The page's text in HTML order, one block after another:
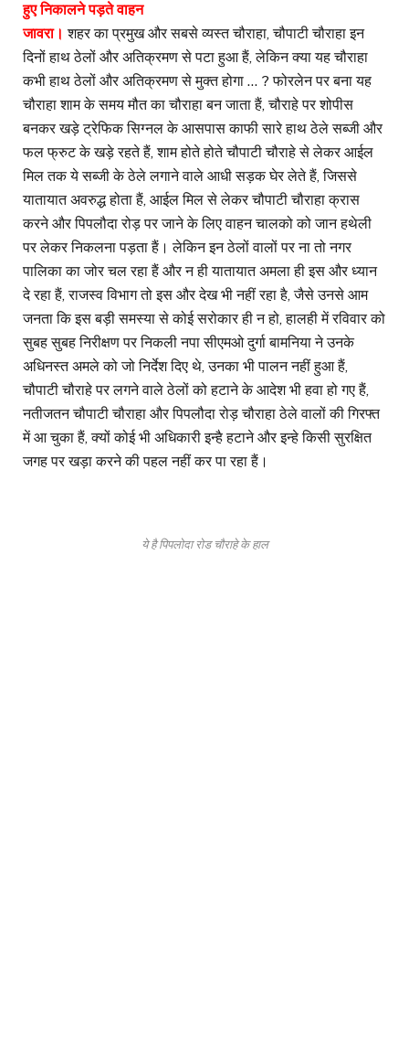
हुए निकालने पड़ते वाहन
जावरा। शहर का प्रमुख और सबसे व्यस्त चौराहा, चौपाटी चौराहा इन
दिनों हाथ ठेलों और अतिक्रमण से पटा हुआ हैं, लेकिन क्या यह चौराहा
कभी हाथ ठेलों और अतिक्रमण से मुक्त होगा … ? फोरलेन पर बना यह
चौराहा शाम के समय मौत का चौराहा बन जाता हैं, चौराहे पर शोपीस
बनकर खड़े ट्रेफिक सिग्नल के आसपास काफी सारे हाथ ठेले सब्जी और
फल फ्रुट के खड़े रहते हैं, शाम होते होते चौपाटी चौराहे से लेकर आईल
मिल तक ये सब्जी के ठेले लगाने वाले आधी सड़क घेर लेते हैं, जिससे
यातायात अवरुद्ध होता हैं, आईल मिल से लेकर चौपाटी चौराहा क्रास
करने और पिपलौदा रोड़ पर जाने के लिए वाहन चालको को जान हथेली
पर लेकर निकलना पड़ता हैं। लेकिन इन ठेलों वालों पर ना तो नगर
पालिका का जोर चल रहा हैं और न ही यातायात अमला ही इस और ध्यान
दे रहा हैं, राजस्व विभाग तो इस और देख भी नहीं रहा है, जैसे उनसे आम
जनता कि इस बड़ी समस्या से कोई सरोकार ही न हो, हालही में रविवार को
सुबह सुबह निरीक्षण पर निकली नपा सीएमओ दुर्गा बामनिया ने उनके
अधिनस्त अमले को जो निर्देश दिए थे, उनका भी पालन नहीं हुआ हैं,
चौपाटी चौराहे पर लगने वाले ठेलों को हटाने के आदेश भी हवा हो गए हैं,
नतीजतन चौपाटी चौराहा और पिपलौदा रोड़ चौराहा ठेले वालों की गिरफ्त
में आ चुका हैं, क्यों कोई भी अधिकारी इन्है हटाने और इन्हे किसी सुरक्षित
जगह पर खड़ा करने की पहल नहीं कर पा रहा हैं।
ये है पिपलोदा रोड चौराहे के हाल